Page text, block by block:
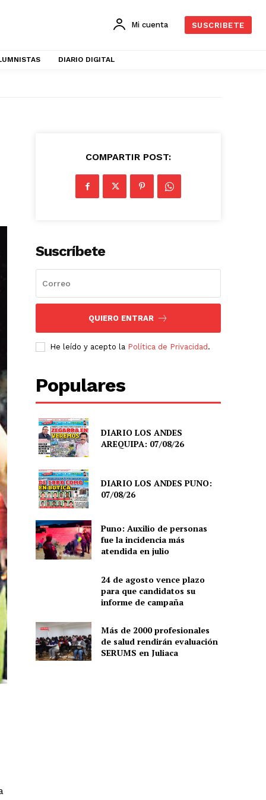
Mi cuenta SUSCRIBETE
DIARIO DIGITAL
COMPARTIR POST:
Suscríbete
QUIERO ENTRAR
He leído y acepto la Política de Privacidad .
Populares
DIARIO LOS ANDES
AREQUIPA: 07/08/26
DIARIO LOS ANDES PUNO:
07/08/26
Puno: Auxilio de personas
fue la incidencia más
atendida en julio
24 de agosto vence plazo
para que candidatos su
informe de campaña
Más de 2000 profesionales
de salud rendirán evaluación
SERUMS en Juliaca